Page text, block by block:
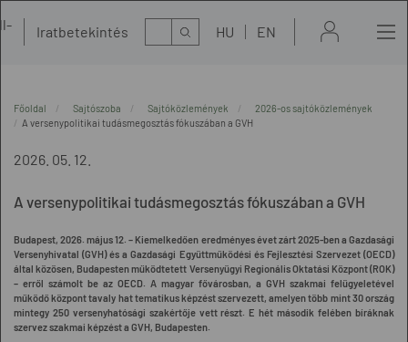
Iratbetekintés Kereső HU EN
Főoldal Sajtószoba Sajtóközlemények
2026-os sajtóközlemények
A versenypolitikai tudásmegosztás fókuszában a GVH
2026. 05. 12.
A versenypolitikai tudásmegosztás fókuszában a GVH
Budapest, 2026. május 12. – Kiemelkedően eredményes évet zárt 2025-ben a Gazdasági
Versenyhivatal (GVH) és a Gazdasági Együttműködési és Fejlesztési Szervezet (OECD)
által közösen, Budapesten működtetett Versenyügyi Regionális Oktatási Központ (ROK)
– erről számolt be az OECD. A magyar fővárosban, a GVH szakmai felügyeletével
működő központ tavaly hat tematikus képzést szervezett, amelyen több mint 30 ország
mintegy 250 versenyhatósági szakértője vett részt. E hét második felében bíráknak
szervez szakmai képzést a GVH, Budapesten.